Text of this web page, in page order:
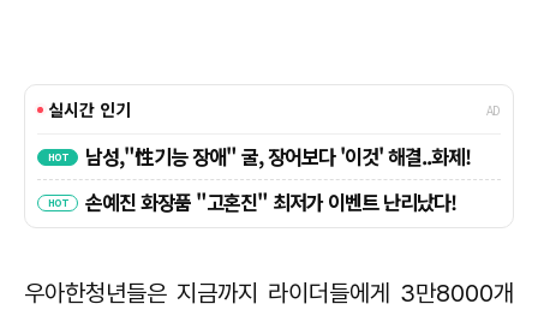
우아한청년들은 지금까지 라이더들에게 3만8000개